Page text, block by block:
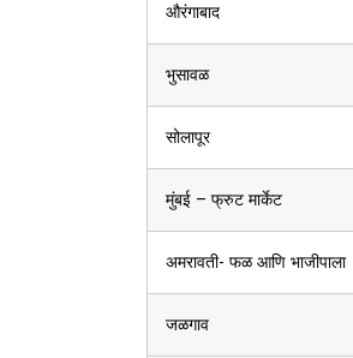
औरंगाबाद
भुसावळ
सोलापूर
मुंबई – फ्रुट मार्केट
अमरावती- फळ आणि भाजीपाला
जळगाव